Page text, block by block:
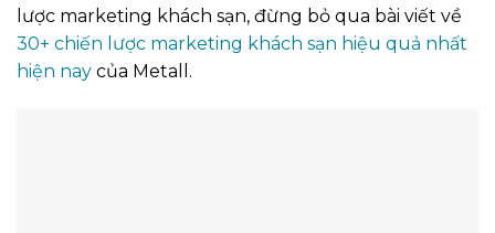
lược marketing khách sạn, đừng bỏ qua bài viết về
30+ chiến lược marketing khách sạn hiệu quả nhất
hiện nay của Metall.